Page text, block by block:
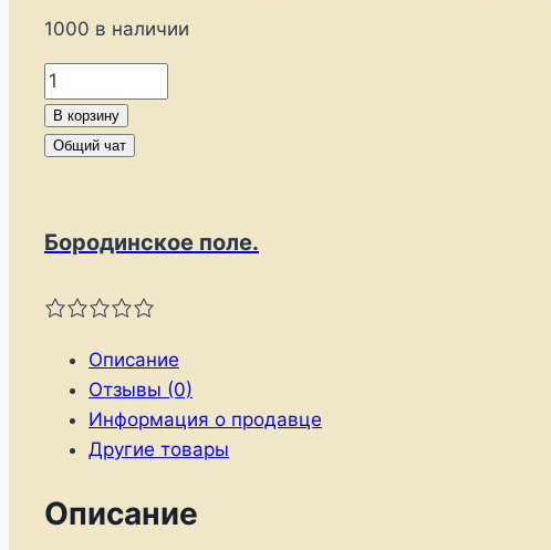
1000 в наличии
Количество
товара
клеммташи
мм
В корзину
Общий чат
Бородинское поле.
Описание
Отзывы (0)
Информация о продавце
Другие товары
Описание